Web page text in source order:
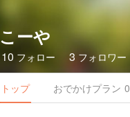
こーや
10 フォロー 3 フォロワー
トップ おでかけプラン 0